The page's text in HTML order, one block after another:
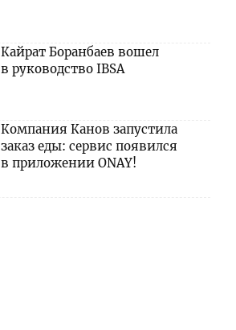
Кайрат Боранбаев вошел
в руководство IBSA
Компания Канов запустила
заказ еды: сервис появился
в приложении ONAY!